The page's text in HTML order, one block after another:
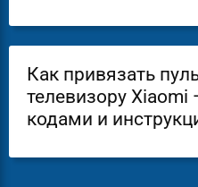
Как привязать
телевизору
кодами и